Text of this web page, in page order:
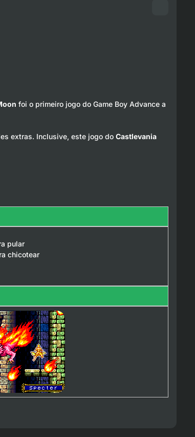
foi o primeiro jogo do Game Boy Advance a
extras. Inclusive, este jogo do Castlevania
pular
chicotear